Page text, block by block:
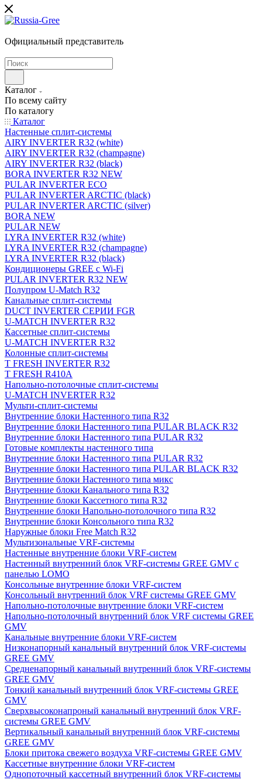
Официальный представитель
Каталог
По всему сайту
По каталогу
Каталог
Настенные сплит-системы
AIRY INVERTER R32 (white)
AIRY INVERTER R32 (champagne)
AIRY INVERTER R32 (black)
BORA INVERTER R32 NEW
PULAR INVERTER ECO
PULAR INVERTER ARCTIC (black)
PULAR INVERTER ARCTIC (silver)
BORA NEW
PULAR NEW
LYRA INVERTER R32 (white)
LYRA INVERTER R32 (champagne)
LYRA INVERTER R32 (black)
Кондиционеры GREE с Wi-Fi
PULAR INVERTER R32 NEW
Полупром U-Match R32
Канальные сплит-системы
DUCT INVERTER СЕРИИ FGR
U-MATCH INVERTER R32
Кассетные сплит-системы
U-MATCH INVERTER R32
Колонные сплит-системы
T FRESH INVERTER R32
T FRESH R410A
Напольно-потолочные сплит-системы
U-MATCH INVERTER R32
Мульти-сплит-системы
Внутренние блоки Настенного типа R32
Внутренние блоки Настенного типа PULAR BLACK R32
Внутренние блоки Настенного типа PULAR R32
Готовые комплекты настенного типа
Внутренние блоки Настенного типа PULAR R32
Внутренние блоки Настенного типа PULAR BLACK R32
Внутренние блоки Настенного типа микс
Внутренние блоки Канального типа R32
Внутренние блоки Кассетного типа R32
Внутренние блоки Напольно-потолочного типа R32
Внутренние блоки Консольного типа R32
Наружные блоки Free Match R32
Мультизональные VRF-системы
Настенные внутренние блоки VRF-систем
Настенный внутренний блок VRF-системы GREE GMV с
панелью LOMO
Консольные внутренние блоки VRF-систем
Консольный внутренний блок VRF системы GREE GMV
Напольно-потолочные внутренние блоки VRF-систем
Напольно-потолочный внутренний блок VRF системы GREE
GMV
Канальные внутренние блоки VRF-систем
Низконапорный канальный внутренний блок VRF-системы
GREE GMV
Средненапорный канальный внутренний блок VRF-системы
GREE GMV
Тонкий канальный внутренний блок VRF-системы GREE
GMV
Сверхвысоконапроный канальный внутренний блок VRF-
системы GREE GMV
Вертикальный канальный внутренний блок VRF-системы
GREE GMV
Блоки притока свежего воздуха VRF-системы GREE GMV
Кассетные внутренние блоки VRF-систем
Однопоточный кассетный внутренний блок VRF-системы